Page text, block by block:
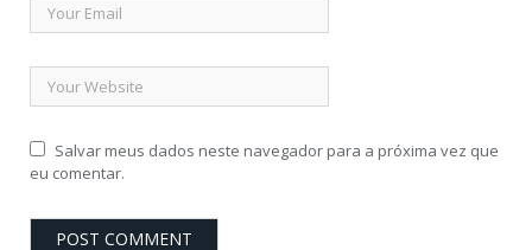
Salvar meus dados neste navegador para a próxima vez que
eu comentar.